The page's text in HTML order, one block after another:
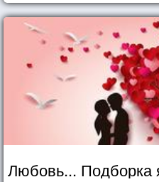
Любовь... Подборка